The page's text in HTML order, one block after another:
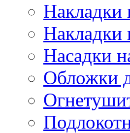
Накладки
Накладки
Насадки
Обложки